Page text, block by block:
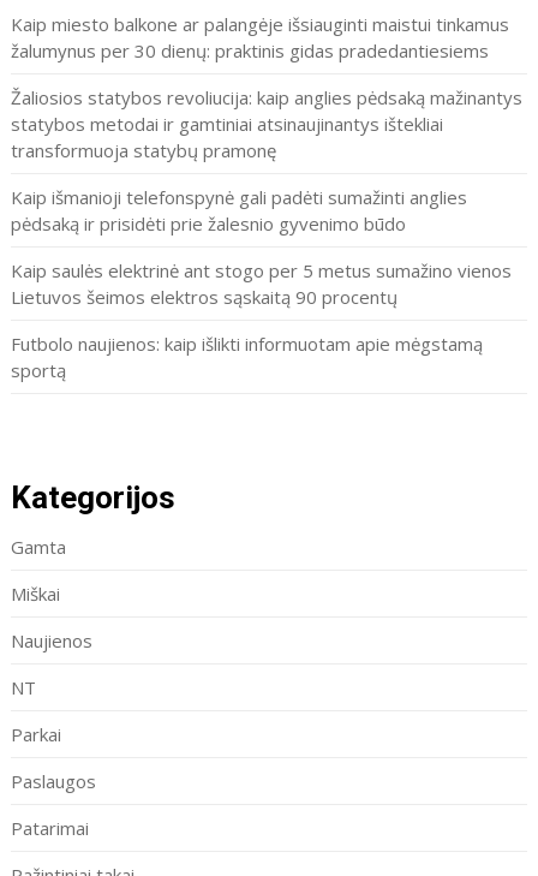
Kaip miesto balkone ar palangėje išsiauginti maistui tinkamus
žalumynus per 30 dienų: praktinis gidas pradedantiesiems
Žaliosios statybos revoliucija: kaip anglies pėdsaką mažinantys
statybos metodai ir gamtiniai atsinaujinantys ištekliai
transformuoja statybų pramonę
Kaip išmanioji telefonspynė gali padėti sumažinti anglies
pėdsaką ir prisidėti prie žalesnio gyvenimo būdo
Kaip saulės elektrinė ant stogo per 5 metus sumažino vienos
Lietuvos šeimos elektros sąskaitą 90 procentų
Futbolo naujienos: kaip išlikti informuotam apie mėgstamą
sportą
Kategorijos
Gamta
Miškai
Naujienos
NT
Parkai
Paslaugos
Patarimai